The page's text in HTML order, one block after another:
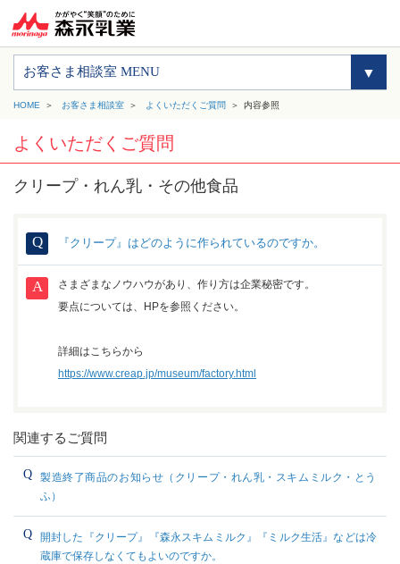
お客さま相談室 MENU
HOME お客さま相談室 よくいただくご質問 内容参照
よくいただくご質問
クリープ・れん乳・その他食品
『クリープ』はどのように作られているのですか。
さまざまなノウハウがあり、作り方は企業秘密です。
要点については、HPを参照ください。
詳細はこちらから
https://www.creap.jp/museum/factory.html
関連するご質問
製造終了商品のお知らせ（クリープ・れん乳・スキムミルク・とう
ふ）
開封した『クリープ』『森永スキムミルク』『ミルク生活』などは冷
蔵庫で保存しなくてもよいのですか。